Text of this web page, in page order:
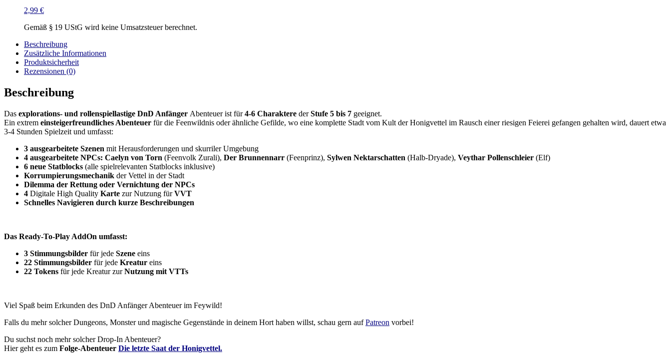
2,99 €
Gemäß § 19 UStG wird keine Umsatzsteuer berechnet.
Beschreibung
Zusätzliche Informationen
Produktsicherheit
Rezensionen (0)
Beschreibung
Das explorations- und rollenspiellastige DnD Anfänger Abenteuer ist für4-6 Charaktere derStufe 5 bis 7 geeignet.
Ein extrem einsteigerfreundliches Abenteuer für die Feenwildnis oder ähnliche Gefilde, wo eine komplette Stadt vom Kult der Honigvettel im Rausch einer riesigen Feierei gefangen gehalten wird, dauert etwa
3-4 Stunden Spielzeit und umfasst:
3 ausgearbeitete Szenen mit Herausforderungen und skurriler Umgebung
4 ausgearbeitete NPCs: Caelyn von Torn (Feenvolk Zurali), Der Brunnennarr (Feenprinz), Sylwen Nektarschatten (Halb-Dryade), Veythar Pollenschleier (Elf)
6 neue Statblocks (alle spielrelevanten Statblocks inklusive)
Korrumpierungsmechanik der Vettel in der Stadt
Dilemma der Rettung oder Vernichtung der NPCs
4 Digitale High Quality Karte zur Nutzung fürVVT
Schnelles Navigieren durch kurze Beschreibungen
Das Ready-To-Play AddOn umfasst:
3 Stimmungsbilder für jede Szene eins
22 Stimmungsbilder für jede Kreatur eins
22 Tokens für jede Kreatur zurNutzung mit VTTs
Viel Spaß beim Erkunden des DnD Anfänger Abenteuer im Feywild!
Falls du mehr solcher Dungeons, Monster und magische Gegenstände in deinem Hort haben willst, schau gern aufPatreon vorbei!
Du suchst noch mehr solcher Drop-In Abenteuer?
Hier geht es zum Folge-Abenteuer Die letzte Saat der Honigvettel.